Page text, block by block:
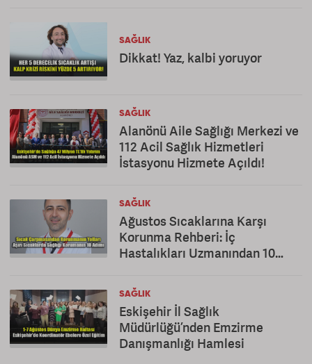
SAĞLIK
Dikkat! Yaz, kalbi yoruyor
SAĞLIK
Alanönü Aile Sağlığı Merkezi ve
112 Acil Sağlık Hizmetleri
İstasyonu Hizmete Açıldı!
SAĞLIK
Ağustos Sıcaklarına Karşı
Korunma Rehberi: İç
Hastalıkları Uzmanından 10
SAĞLIK
Eskişehir İl Sağlık
Müdürlüğü’nden Emzirme
Danışmanlığı Hamlesi